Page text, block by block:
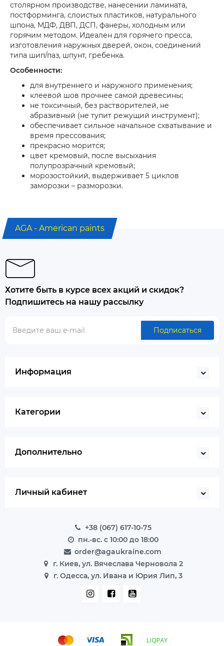
столярном производстве, нанесении ламината,
постформинга, слоистых пластиков, натурального
шпона, МДФ, ДВП, ДСП, фанеры, холодным или
горячим методом. Идеален для горячего пресса,
изготовления наружных дверей, окон, соединений
типа шип/паз, шпунт, гребенка.
Особенности:
для внутреннего и наружного применения;
клеевой шов прочнее самой древесины;
не токсичный, без растворителей, не
абразивный (не тупит режущий инструмент);
обеспечивает сильное начальное схватывание и
время прессования;
прекрасно морится;
цвет кремовый, после высыхания
полупрозрачный кремовый;
морозостойкий, выдерживает 5 циклов
заморозки – разморозки.
AGA - American paints
Хотите быть в курсе всех акций и скидок?
Подпишитесь на нашу рассылку
Подписаться
Информация
Категории
Дополнительно
Личный кабинет
+38 (067) 617-10-75
пн.-вс. с 10:00 до 18:00
order@agaukraine.com
г. Киев, ул. Вячеслава Черновола 2
г. Одесса, ул. Ивана и Юрия Лип, 3